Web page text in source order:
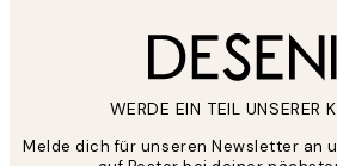
WERDE EIN TEIL UNSERER
Melde dich für unseren Newsletter an